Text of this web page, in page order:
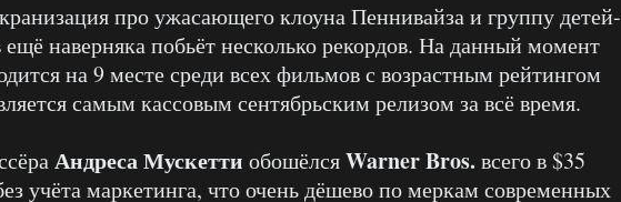
про ужасающего клоуна Пеннивайза и группу детей-
ещё наверняка побьёт несколько рекордов. На данный момент
на 9 месте среди всех фильмов с возрастным рейтингом
самым кассовым сентябрьским релизом за всё время.
Андреса Мускетти обошёлсяWarner Bros. всего в $35
учёта маркетинга, что очень дёшево по меркам современных